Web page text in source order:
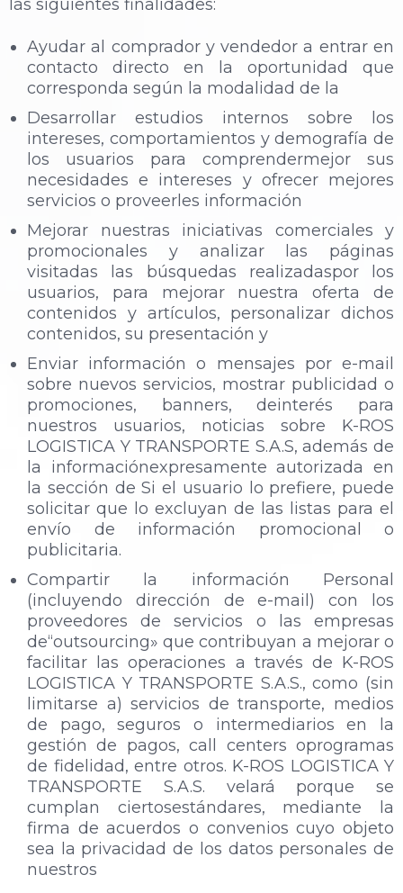
las siguientes finalidades:
Ayudar al comprador y vendedor a entrar en
contacto directo en la oportunidad que
corresponda según la modalidad de la
Desarrollar estudios internos sobre los
intereses, comportamientos y demografía de
los usuarios para comprendermejor sus
necesidades e intereses y ofrecer mejores
servicios o proveerles información
Mejorar nuestras iniciativas comerciales y
promocionales y analizar las páginas
visitadas las búsquedas realizadaspor los
usuarios, para mejorar nuestra oferta de
contenidos y artículos, personalizar dichos
contenidos, su presentación y
Enviar información o mensajes por e-mail
sobre nuevos servicios, mostrar publicidad o
promociones, banners, deinterés para
nuestros usuarios, noticias sobre K-ROS
LOGISTICA Y TRANSPORTE S.A.S, además de
la informaciónexpresamente autorizada en
la sección de Si el usuario lo prefiere, puede
solicitar que lo excluyan de las listas para el
envío de información promocional o
publicitaria.
Compartir la información Personal
(incluyendo dirección de e-mail) con los
proveedores de servicios o las empresas
de“outsourcing» que contribuyan a mejorar o
facilitar las operaciones a través de K-ROS
LOGISTICA Y TRANSPORTE S.A.S., como (sin
limitarse a) servicios de transporte, medios
de pago, seguros o intermediarios en la
gestión de pagos, call centers oprogramas
de fidelidad, entre otros. K-ROS LOGISTICA Y
TRANSPORTE S.A.S. velará porque se
cumplan ciertosestándares, mediante la
firma de acuerdos o convenios cuyo objeto
sea la privacidad de los datos personales de
nuestros